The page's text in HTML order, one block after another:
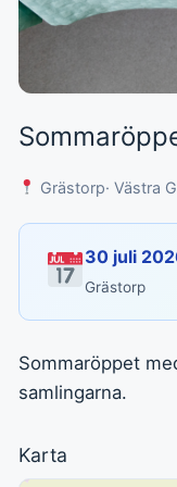
Grästorp· Västra
30 juli
Grästorp
Sommaröppet
samlingarna.
Karta